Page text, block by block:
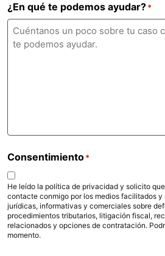
¿En qué te podemos ayudar?*
Consentimiento*
He leído la política de privacidad y solicito
contacte conmigo por los medios facilitados
jurídicas, informativas y comerciales sobre
procedimientos tributarios, litigación fiscal,
relacionados y opciones de contratación.
momento.